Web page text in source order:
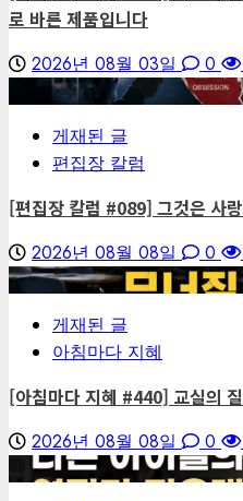
로 바른 제품입니다
2026년 08월 03일 0
게재된 글
편집장 칼럼
[편집장 칼럼 #089] 그것은 사
2026년 08월 08일 0
2
게재된 글
아침마다 지혜
[아침마다 지혜 #440] 교실의
2026년 08월 08일 0